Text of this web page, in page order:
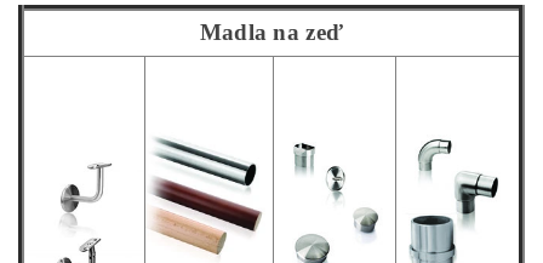
Madla na zeď